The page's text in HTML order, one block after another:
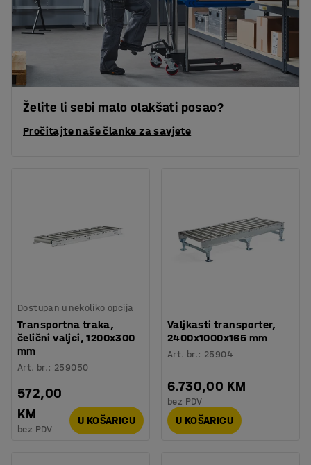
Želite li sebi malo olakšati posao?
Pročitajte naše članke za savjete
Dostupan u nekoliko opcija
Transportna traka,
čelični valjci, 1200x300
mm
Art. br.: 259050
572,00
KM
bez PDV
U KOŠARICU
Valjkasti transporter,
2400x1000x165 mm
Art. br.: 25904
6.730,00 KM
bez PDV
U KOŠARICU